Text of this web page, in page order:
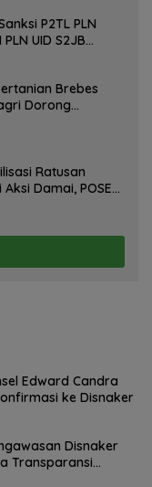
P2TL PLN
UID S2JB
Brebes
Dorong
Ratusan
Damai, POSE
Edward Candra
ke Disnaker
Disnaker
Transparansi